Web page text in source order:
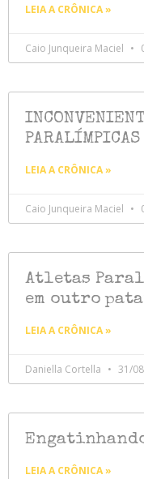
LEIA A CRÔNICA »
Caio Junqueira Maciel
PARALÍMPICAS
LEIA A CRÔNICA »
Caio Junqueira Maciel
Atletas
em outro
LEIA A CRÔNICA »
Daniella Cortella 31/
LEIA A CRÔNICA »